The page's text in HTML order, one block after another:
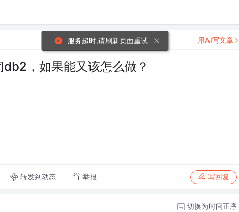
，如果能又该怎么做？
转发到动态 举报 写回复
用AI写文章
切换为时间正序
服务超时,请刷新页面重试